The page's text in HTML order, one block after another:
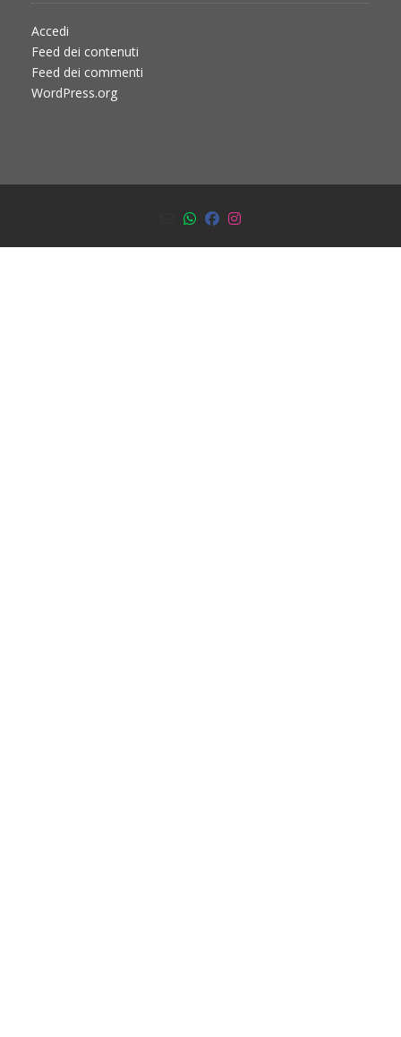
Accedi
Feed dei contenuti
Feed dei commenti
WordPress.org